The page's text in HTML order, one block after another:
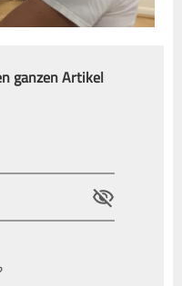
ganzen Artikel